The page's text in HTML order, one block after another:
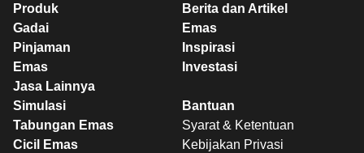
Produk
Gadai
Pinjaman
Emas
Jasa Lainnya
Berita dan Artikel
Emas
Inspirasi
Investasi
Simulasi
Tabungan Emas
Cicil Emas
Bantuan
Syarat & Ketentuan
Kebijakan Privasi